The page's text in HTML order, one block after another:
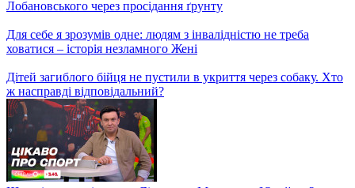
Уроки антифейку: Сніданок запросив у гості героїв проєкту
ДОЛАТИ БАР'ЄРИ: центр протезування Суперх'юманс провів
екскурсію для дітей